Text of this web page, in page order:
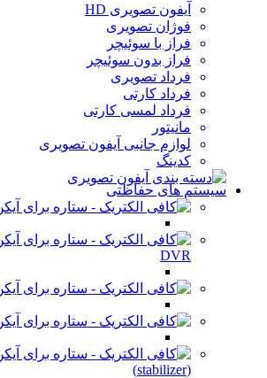
آیفون تصویری HD
فوژان تصویری
فراز با سوئیچر
فراز بدون سوئیچر
فرداد تصویری
فرداد کارتی
فرداد لمسی کارتی
مانیتور
لوازم جانبی آیفون تصویری
کدینگ
سیستم های حفاظتی
DVR
(stabilizer)